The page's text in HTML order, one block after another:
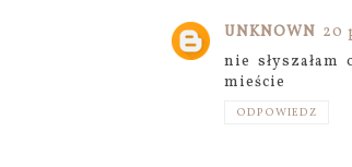
UNKNOWN 20
nie
mieście
ODPOWIEDZ